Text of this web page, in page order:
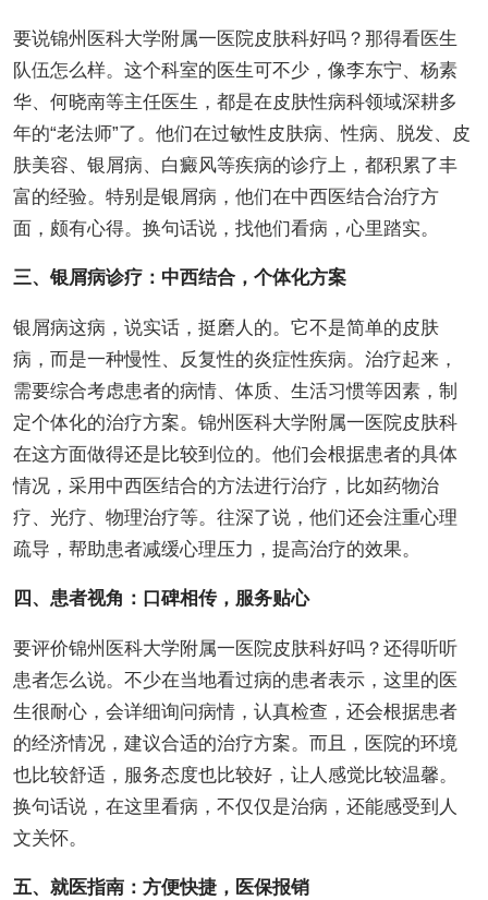
要说锦州医科大学附属一医院皮肤科好吗？那得看医生
队伍怎么样。这个科室的医生可不少，像李东宁、杨素
华、何晓南等主任医生，都是在皮肤性病科领域深耕多
年的“老法师”了。他们在过敏性皮肤病、性病、脱发、皮
肤美容、银屑病、白癜风等疾病的诊疗上，都积累了丰
富的经验。特别是银屑病，他们在中西医结合治疗方
面，颇有心得。换句话说，找他们看病，心里踏实。
三、银屑病诊疗：中西结合，个体化方案
银屑病这病，说实话，挺磨人的。它不是简单的皮肤
病，而是一种慢性、反复性的炎症性疾病。治疗起来，
需要综合考虑患者的病情、体质、生活习惯等因素，制
定个体化的治疗方案。锦州医科大学附属一医院皮肤科
在这方面做得还是比较到位的。他们会根据患者的具体
情况，采用中西医结合的方法进行治疗，比如药物治
疗、光疗、物理治疗等。往深了说，他们还会注重心理
疏导，帮助患者减缓心理压力，提高治疗的效果。
四、患者视角：口碑相传，服务贴心
要评价锦州医科大学附属一医院皮肤科好吗？还得听听
患者怎么说。不少在当地看过病的患者表示，这里的医
生很耐心，会详细询问病情，认真检查，还会根据患者
的经济情况，建议合适的治疗方案。而且，医院的环境
也比较舒适，服务态度也比较好，让人感觉比较温馨。
换句话说，在这里看病，不仅仅是治病，还能感受到人
文关怀。
五、就医指南：方便快捷，医保报销